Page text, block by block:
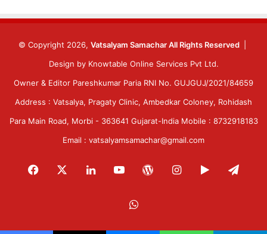
© Copyright 2026, Vatsalyam Samachar All Rights Reserved
Design by Knowtable Online Services Pvt Ltd.
Owner & Editor Pareshkumar Paria RNI No. GUJGUJ/2021/84659
Address : Vatsalya, Pragaty Clinic, Ambedkar Coloney, Rohidash
Para Main Road, Morbi - 363641 Gujarat-India Mobile : 8732918183
Email : vatsalyamsamachar@gmail.com
Facebook LinkedInYouTubeWordPressInstagram
Google
WhatsApp